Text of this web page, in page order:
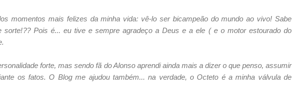
momentos mais felizes da minha vida: vê-lo ser bicampeão do mundo ao vivo! Sabe
sorte!?? Pois é... eu tive e sempre agradeço a Deus e a ele ( e o motor estourado do
forte, mas sendo fã do Alonso aprendi ainda mais a dizer o que penso, assumir
os fatos. O Blog me ajudou também... na verdade, o Octeto é a minha válvula de